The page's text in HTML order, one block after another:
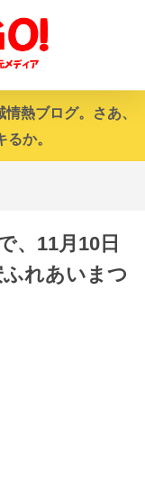
熱ブログ。さあ、
か。
、11月10日
ふれあいまつ